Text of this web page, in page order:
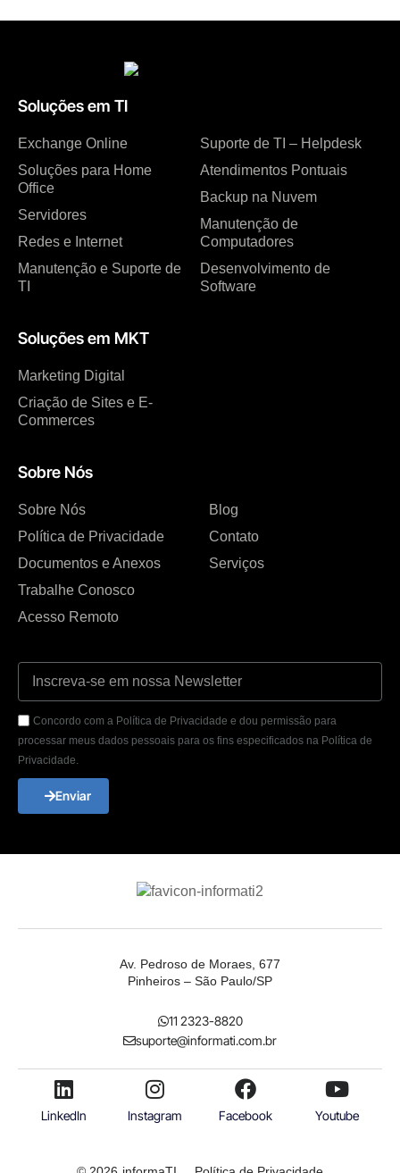
Soluções em TI
Exchange Online
Soluções para Home
Office
Servidores
Redes e Internet
Manutenção e Suporte de
TI
Suporte de TI – Helpdesk
Atendimentos Pontuais
Backup na Nuvem
Manutenção de
Computadores
Desenvolvimento de
Software
Soluções em MKT
Marketing Digital
Criação de Sites e E-
Commerces
Sobre Nós
Sobre Nós
Política de Privacidade
Documentos e Anexos
Trabalhe Conosco
Acesso Remoto
Blog
Contato
Serviços
Concordo com a Política de Privacidade e dou permissão para
processar meus dados pessoais para os fins especificados na Política de
Privacidade.
Enviar
Av. Pedroso de Moraes, 677
Pinheiros – São Paulo/SP
11 2323-8820
suporte@informati.com.br
LinkedIn Instagram Facebook Youtube